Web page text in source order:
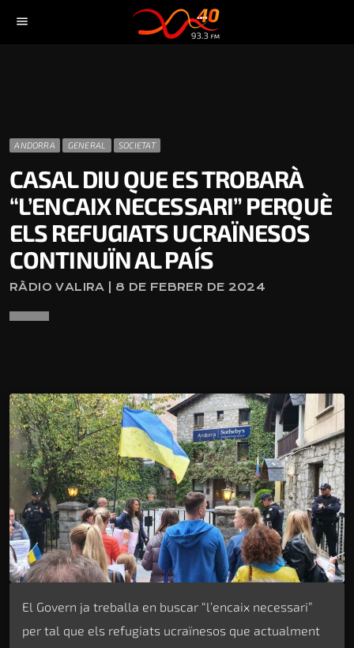
menu
ANDORRA GENERAL SOCIETAT
CASAL DIU QUE ES TROBARÀ
“L’ENCAIX NECESSARI” PERQUÈ
ELS REFUGIATS UCRAÏNESOS
CONTINUÏN AL PAÍS
RÀDIO VALIRA | 8 DE FEBRER DE 2024
El Govern ja treballa en buscar “l’encaix necessari”
per tal que els refugiats ucraïnesos que actualment